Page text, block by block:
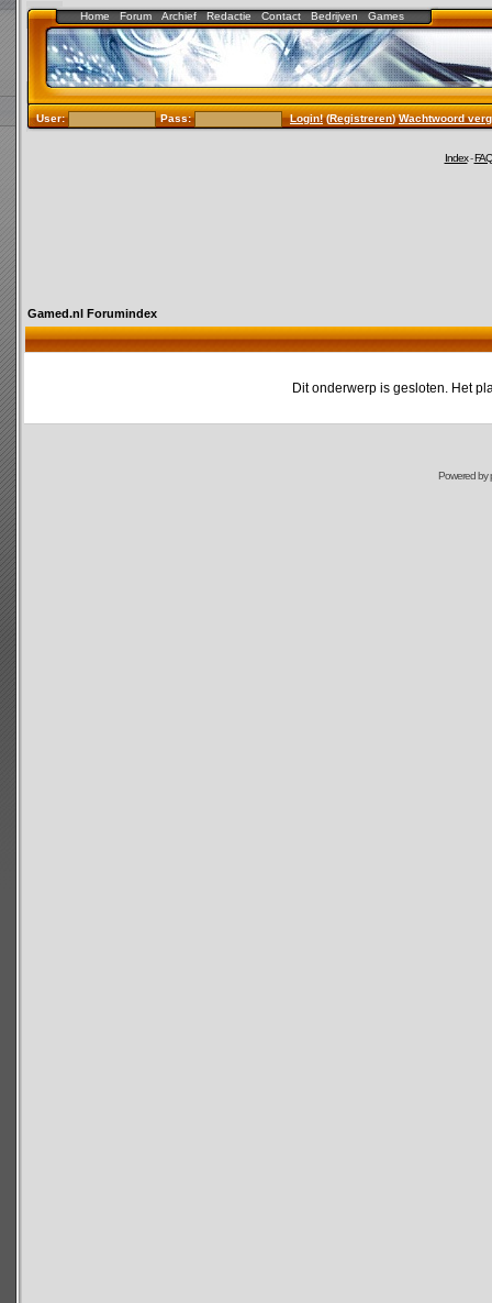
Home Forum Archief Redactie Contact Bedrijven Games
User: Pass: Login!(Registreren)Wachtwoord
Index-FAQ
Gamed.nl Forumindex
Dit onderwerp is gesloten. Het
Powered by